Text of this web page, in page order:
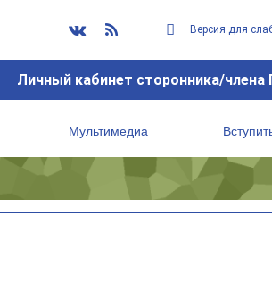
Версия для
Личный кабинет сторонника/члена
Мультимедиа